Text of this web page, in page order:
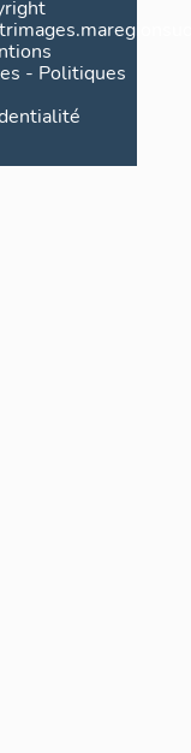
- Politiques